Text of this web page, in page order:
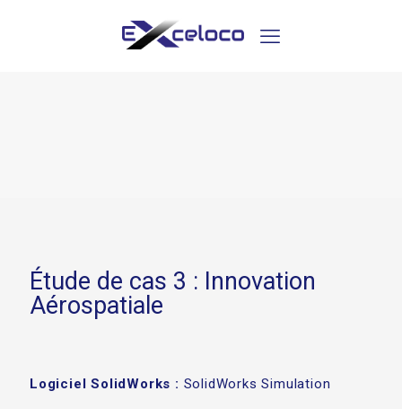
Étude de cas 3 : Innovation
Aérospatiale
Logiciel SolidWorks : SolidWorks Simulation